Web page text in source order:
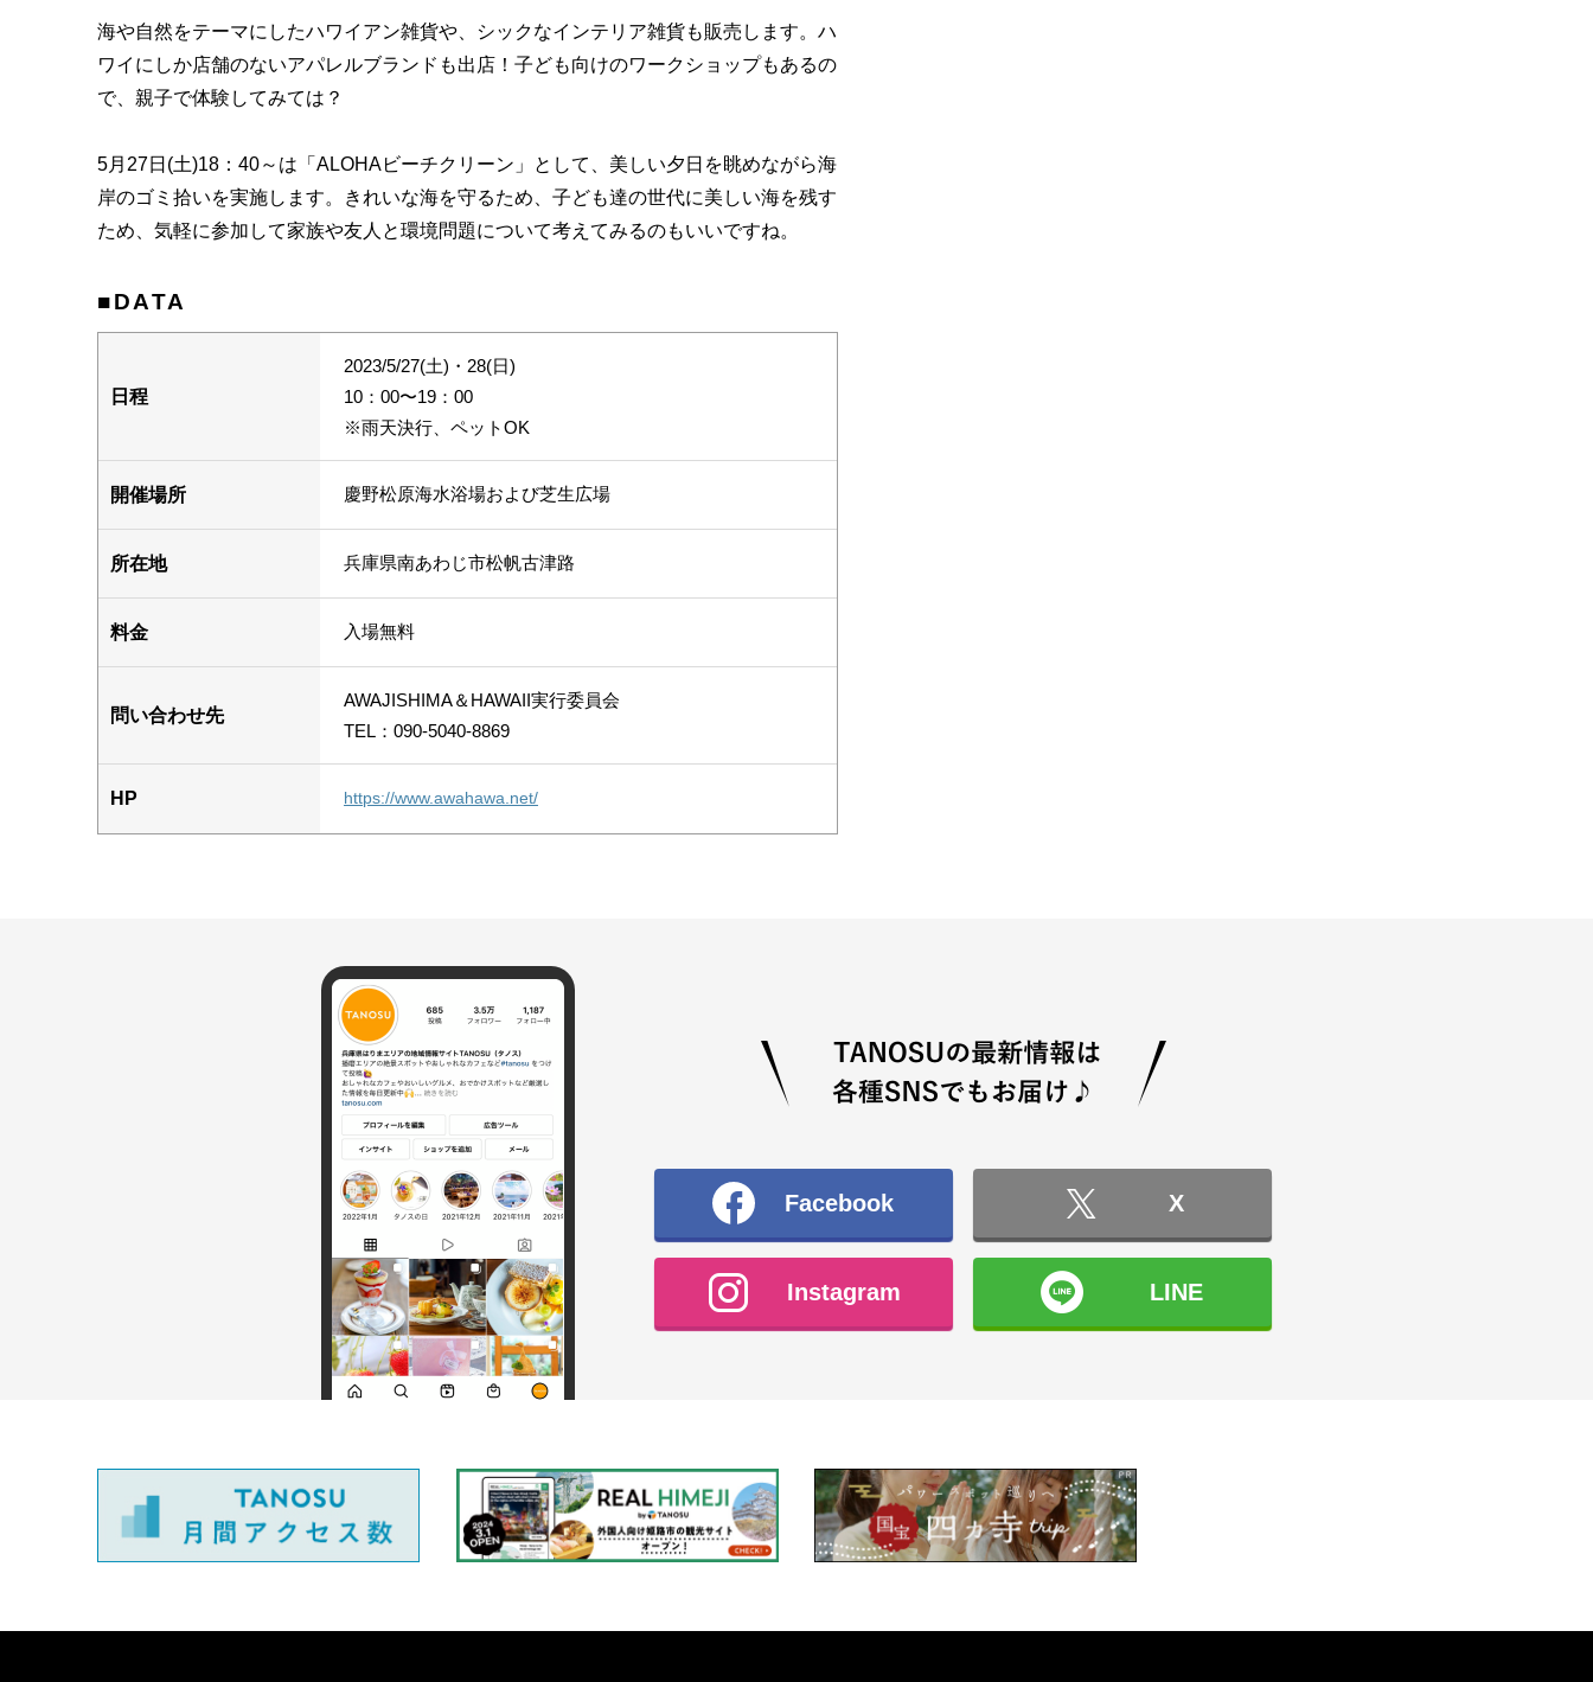
海や自然をテーマにしたハワイアン雑貨や、シックなインテリア雑貨も販売します。ハ
ワイにしか店舗のないアパレルブランドも出店！子ども向けのワークショップもあるの
で、親子で体験してみては？
5月27日(土)18：40～は「ALOHAビーチクリーン」として、美しい夕日を眺めながら海
岸のゴミ拾いを実施します。きれいな海を守るため、子ども達の世代に美しい海を残す
ため、気軽に参加して家族や友人と環境問題について考えてみるのもいいですね。
■DATA
日程
2023/5/27(土)・28(日)
10：00〜19：00
※雨天決行、ペットOK
開催場所 慶野松原海水浴場および芝生広場
所在地 兵庫県南あわじ市松帆古津路
料金 入場無料
問い合わせ先
AWAJISHIMA＆HAWAII実行委員会
TEL：090-5040-8869
HP https://www.awahawa.net/
Facebook X
Instagram LINE